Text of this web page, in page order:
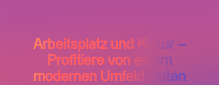
Arbeitsplatz und Kultur –
Profitiere von einem
modernen Umfeld, guten